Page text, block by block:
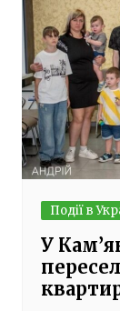
Події в
У